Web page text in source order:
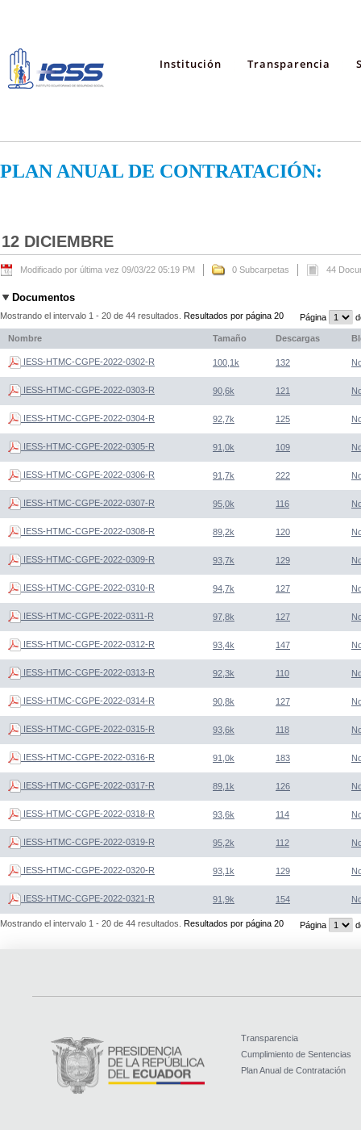
Institución Transparencia
PLAN ANUAL DE CONTRATACIÓN:
12 DICIEMBRE
Modificado por última vez 09/03/22 05:19 PM 0 Subcarpetas 44
Documentos
Mostrando el intervalo 1 - 20 de 44 resultados. Resultados por página 20 Página
Nombre Tamaño Descargas
IESS-HTMC-CGPE-2022-0302-R 100,1k 132
IESS-HTMC-CGPE-2022-0303-R 90,6k 121
IESS-HTMC-CGPE-2022-0304-R 92,7k 125
IESS-HTMC-CGPE-2022-0305-R 91,0k 109
IESS-HTMC-CGPE-2022-0306-R 91,7k 222
IESS-HTMC-CGPE-2022-0307-R 95,0k 116
IESS-HTMC-CGPE-2022-0308-R 89,2k 120
IESS-HTMC-CGPE-2022-0309-R 93,7k 129
IESS-HTMC-CGPE-2022-0310-R 94,7k 127
IESS-HTMC-CGPE-2022-0311-R 97,8k 127
IESS-HTMC-CGPE-2022-0312-R 93,4k 147
IESS-HTMC-CGPE-2022-0313-R 92,3k 110
IESS-HTMC-CGPE-2022-0314-R 90,8k 127
IESS-HTMC-CGPE-2022-0315-R 93,6k 118
IESS-HTMC-CGPE-2022-0316-R 91,0k 183
IESS-HTMC-CGPE-2022-0317-R 89,1k 126
IESS-HTMC-CGPE-2022-0318-R 93,6k 114
IESS-HTMC-CGPE-2022-0319-R 95,2k 112
IESS-HTMC-CGPE-2022-0320-R 93,1k 129
IESS-HTMC-CGPE-2022-0321-R 91,9k 154
Mostrando el intervalo 1 - 20 de 44 resultados. Resultados por página 20 Página
Transparencia
Cumplimiento de Sentencias
Plan Anual de Contratación